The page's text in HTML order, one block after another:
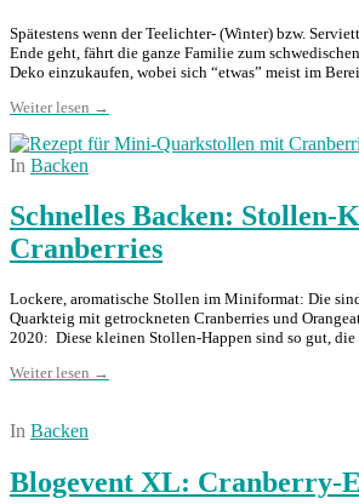
Spätestens wenn der Teelichter- (Winter) bzw.
Ende geht, fährt die ganze Familie zum
Deko einzukaufen, wobei sich “etwas” meist im
Weiter lesen →
In Backen
Schnelles Backen: Stollen-
Cranberries
Lockere, aromatische Stollen im Miniformat: Die
Quarkteig mit getrockneten Cranberries und
2020: Diese kleinen Stollen-Happen sind so gut,
Weiter lesen →
In Backen
Blogevent XL: Cranberry-